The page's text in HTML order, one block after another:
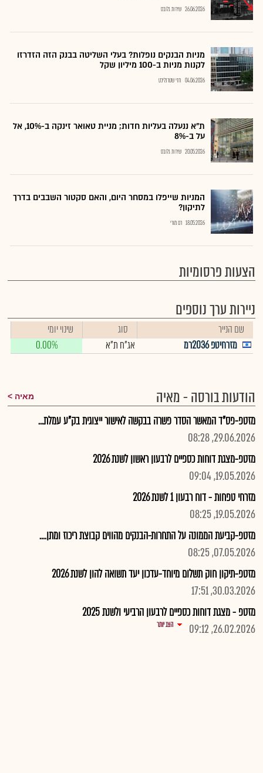
26.06.2026 שירות גלובס
מניות הבנקים נופלות? בעלי השליטה בבנק הזה הזדרזו
לקנות מניות ב-100 מיליון שקל
04.06.2026 חזי שטרנליכט
ת"א ננעלה בעליות חדות; מניית טאואר זינקה ב-10%, אל
על ב-8%
20.05.2026 שירות גלובס
המניות שייפלו במסחר היום, והאם סקטור השבבים בדרך
לתיקון?
18.05.2026 רם מורי
הצעות פרסומיות
ניירות ערך נוספים
שם הנייר סוג
שינוי יומי
מזרחיטפ 2036רמ
אג"ח ת"א 0.00%
הודעות בורסה - מאיה מאיה
מזטפ-פס"ד המאשר הסדר פשרה בבקשה לאישור ייצוגית בק"ע עמלת...
29.06.2026, 08:28
מזטפ-מצגת דוחות כספיים לרבעון ראשון לשנת 2026
19.05.2026, 09:04
מזרחי טפחות - דוח רבעון 1 לשנת 2026
19.05.2026, 08:25
מזטפ-קביעת הממונה על התחרות-הבנקים מהווים קבוצת ריכוז ומתן....
07.05.2026, 08:25
מזטפ-תיקון חוק תשלום מיוחד-עדכון יעד תשואה להון לשנת 2026
30.03.2026, 17:51
מזטפ - מצגת דוחות כספיים לרבעון הרביעי ולשנת 2025
26.02.2026, 09:12
הצג יותר